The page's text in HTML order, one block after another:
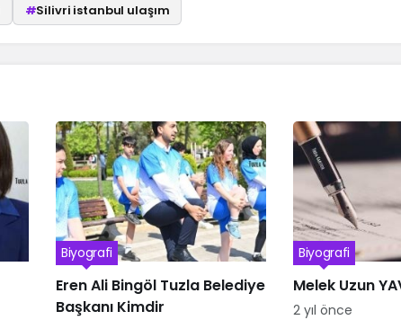
#Silivri istanbul ulaşım
Eren Ali Bingöl Tuzla Belediye
Başkanı Kimdir
Biyografi
Melek Uzun
Biyografi
2 yıl önce